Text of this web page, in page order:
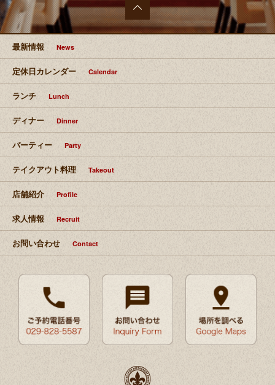
最上部
へ移動
最新情報 News
定休日カレンダー Calendar
ランチ Lunch
ディナー Dinner
パーティー Party
テイクアウト料理 Takeout
店舗紹介 Profile
求人情報 Recruit
お問い合わせ Contact